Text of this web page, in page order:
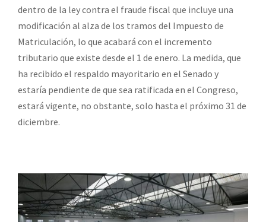
dentro de la ley contra el fraude fiscal que incluye una
modificación al alza de los tramos del Impuesto de
Matriculación, lo que acabará con el incremento
tributario que existe desde el 1 de enero. La medida, que
ha recibido el respaldo mayoritario en el Senado y
estaría pendiente de que sea ratificada en el Congreso,
estará vigente, no obstante, solo hasta el próximo 31 de
diciembre.